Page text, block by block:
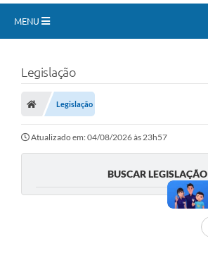
MENU
Nota Fiscal Gaúcha
Ouvidoria
e-sic
PLANO ANUAL DE CONTRATAÇÕES (PAC)
Legislação
Legislação
Atualizado em: 04/08/2026 às 23h57
BUSCAR LEGISLAÇÃO